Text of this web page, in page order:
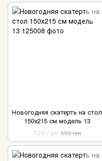
Новогодняя скатерть на стол
150х215 см модель 13
528 грн 550 грн